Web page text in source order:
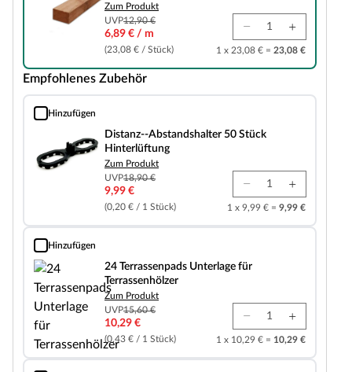
Zum Produkt
UVP12,90 €
6,89 € / m
(23,08 € / Stück) 1 x 23,08 € = 23,08 €
Empfohlenes Zubehör
Hinzufügen
Distanz--Abstandshalter 50 Stück Hinterlüftung
Distanz--Abstandshalter 50 Stück
Hinterlüftung
Zum Produkt
UVP18,90 €
9,99 €
(0,20 € / 1 Stück) 1 x 9,99 € = 9,99 €
Hinzufügen
24 Terrassenpads Unterlage für Terrassenhölzer
24 Terrassenpads Unterlage für
Terrassenhölzer
Zum Produkt
UVP15,60 €
10,29 €
(0,43 € / 1 Stück) 1 x 10,29 € = 10,29 €